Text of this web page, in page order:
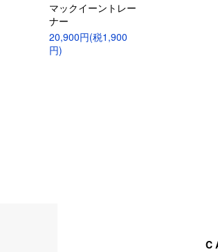
マックイーントレー
ナー
20,900円(税1,900
円)